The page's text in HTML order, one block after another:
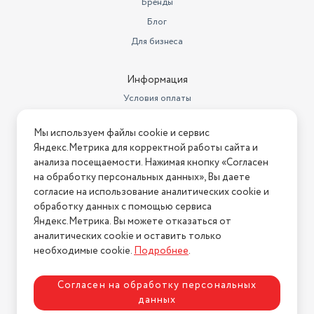
Блог
Для бизнеса
Информация
Условия оплаты
Условия возврата
Нашли ошибку на сайте? Напишите нам
2026 © Интернет-магазин "АстМаркет". У нас есть всё!
Политика конфиденциальности
Мы используем файлы cookie и сервис
Яндекс.Метрика для корректной работы сайта и
анализа посещаемости. Нажимая кнопку «Согласен
на обработку персональных данных», Вы даете
согласие на использование аналитических cookie и
обработку данных с помощью сервиса
Яндекс.Метрика. Вы можете отказаться от
аналитических cookie и оставить только
необходимые cookie.Подробнее.
Согласен на обработку персональных
данных